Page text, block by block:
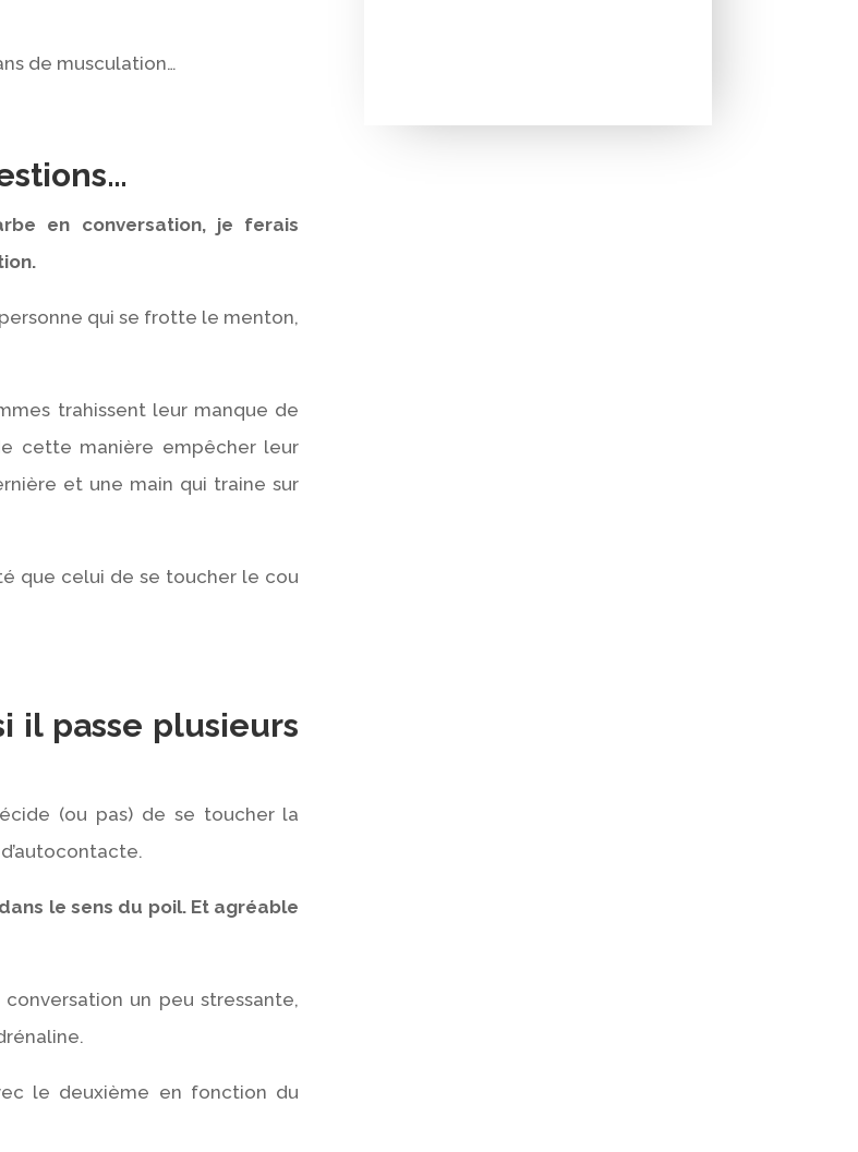
de musculation…
en conversation, je ferais
qui se frotte le menton,
trahissent leur manque de
cette manière empêcher leur
et une main qui traine sur
que celui de se toucher le cou
il passe plusieurs
(ou pas) de se toucher la
le sens du poil. Et agréable
un peu stressante,
le deuxième en fonction du